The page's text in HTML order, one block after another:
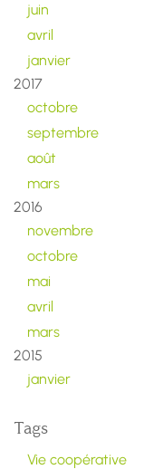
juin
avril
janvier
2017
octobre
septembre
août
mars
2016
novembre
octobre
mai
avril
mars
2015
janvier
Tags
Vie coopérative